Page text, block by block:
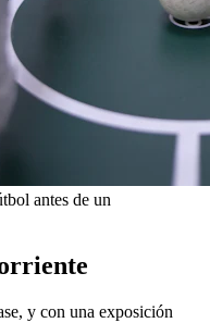
antes de un
y con una exposición